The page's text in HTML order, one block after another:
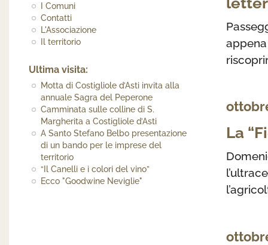
I Comuni
Contatti
L'Associazione
Il territorio
Ultima visita:
Motta di Costigliole d’Asti invita alla
annuale Sagra del Peperone
Camminata sulle colline di S.
Margherita a Costigliole d’Asti
A Santo Stefano Belbo presentazione
di un bando per le imprese del
territorio
“Il Canelli e i colori del vino”
Ecco "Goodwine Neviglie"
La